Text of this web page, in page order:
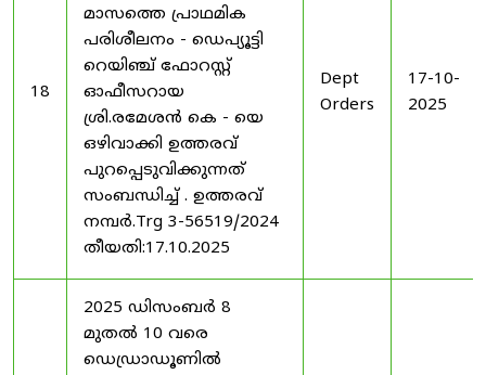
18
മാസത്തെ പ്രാഥമിക
പരിശീലനം - ഡെപ്യൂട്ടി
റെയിഞ്ച് ഫോറസ്റ്റ്
ഓഫീസറായ
ശ്രി.രമേശൻ കെ - യെ
ഒഴിവാക്കി ഉത്തരവ്
പുറപ്പെടുവിക്കുന്നത്
സംബന്ധിച്ച് . ഉത്തരവ്
നമ്പർ.Trg 3-56519/2024
തീയതി:17.10.2025
Dept
Orders
17-10-
2025
2025 ഡിസംബർ 8
മുതൽ 10 വരെ
ഡെഡ്രാഡൂണിൽ